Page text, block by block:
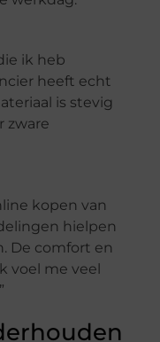
ik heb
heeft echt
is stevig
zware
kopen van
hielpen
De comfort en
voel me veel